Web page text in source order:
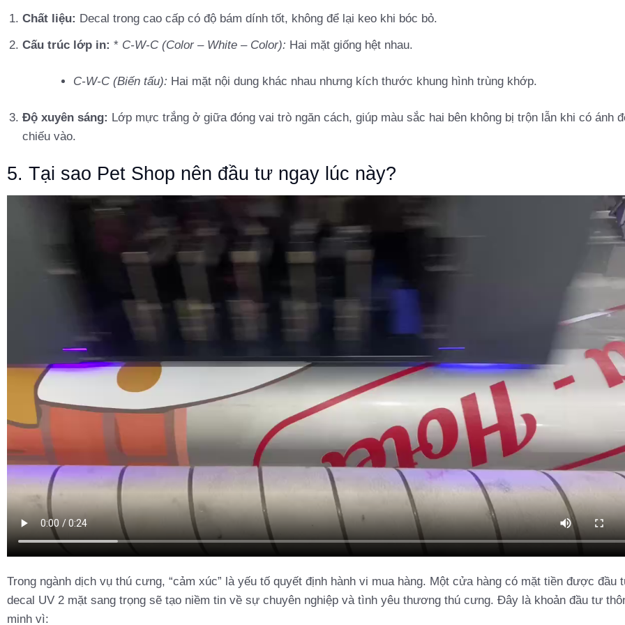
Chất liệu: Decal trong cao cấp có độ bám dính tốt, không để lại keo khi bóc bỏ.
Cấu trúc lớp in: * C-W-C (Color – White – Color): Hai mặt giống hệt nhau.
C-W-C (Biến tấu): Hai mặt nội dung khác nhau nhưng kích thước khung hình trùng khớp.
Độ xuyên sáng: Lớp mực trắng ở giữa đóng vai trò ngăn cách, giúp màu sắc hai bên không bị trộn lẫn khi có ánh
chiếu vào.
5. Tại sao Pet Shop nên đầu tư ngay lúc này?
Trong ngành dịch vụ thú cưng, “cảm xúc” là yếu tố quyết định hành vi mua hàng. Một cửa hàng có mặt tiền được đầu
decal UV 2 mặt sang trọng sẽ tạo niềm tin về sự chuyên nghiệp và tình yêu thương thú cưng. Đây là khoản đầu tư
minh vì: